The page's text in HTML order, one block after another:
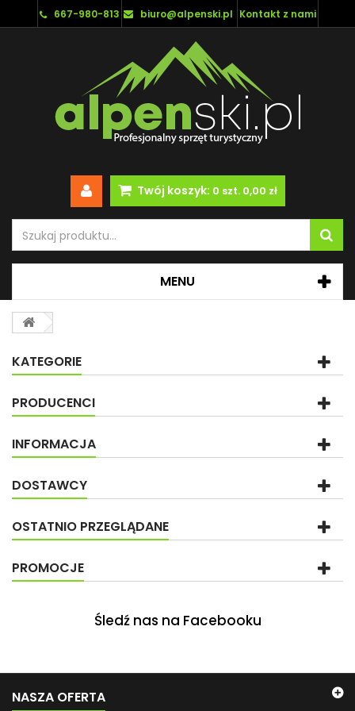
667-980-813 biuro@alpenski.pl Kontakt z nami
Twój koszyk: 0 szt. 0,00 zł
MENU
KATEGORIE
PRODUCENCI
INFORMACJA
DOSTAWCY
OSTATNIO PRZEGLĄDANE
PROMOCJE
Śledź nas na Facebooku
NASZA OFERTA